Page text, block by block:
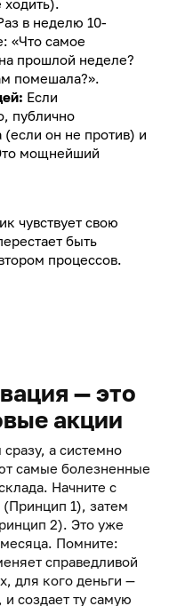
в неделю 10-
«Что самое
прошлой неделе?
помешала?».
Если
публично
(если он не против) и
мощнейший
чувствует свою
быть
процессов.
— это
акции
а системно
самые болезненные
Начните с
(Принцип 1), затем
2). Это уже
Помните:
справедливой
для кого деньги —
создает ту самую